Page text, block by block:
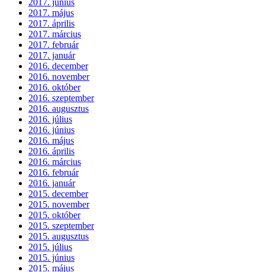
2017. május
2017. április
2017. március
2017. február
2017. január
2016. december
2016. november
2016. október
2016. szeptember
2016. augusztus
2016. július
2016. június
2016. május
2016. április
2016. március
2016. február
2016. január
2015. december
2015. november
2015. október
2015. szeptember
2015. augusztus
2015. július
2015. június
2015. május